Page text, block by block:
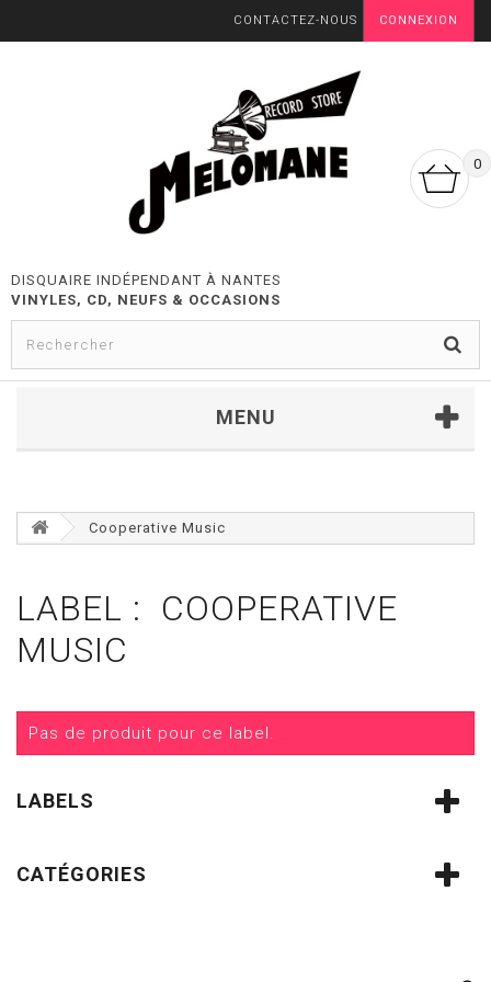
CONNEXION
CONTACTEZ-NOUS
0
DISQUAIRE INDÉPENDANT À NANTES
VINYLES, CD, NEUFS & OCCASIONS
MENU
Cooperative Music
LABEL : COOPERATIVE
MUSIC
Pas de produit pour ce label.
LABELS
CATÉGORIES